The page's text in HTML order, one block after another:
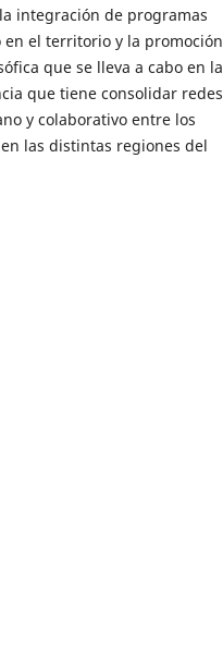
integración de programas
el territorio y la promoción
que se lleva a cabo en la
que tiene consolidar redes
y colaborativo entre los
las distintas regiones del